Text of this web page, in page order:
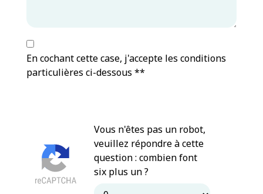
En cochant cette case, j'accepte les conditions
particulières ci-dessous **
Vous n'êtes pas un robot,
veuillez répondre à cette
question : combien font
six plus un ?